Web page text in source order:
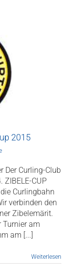
2015
Der Curling-Club
CUP
Curlingbahn
verbinden den
Zibelemärit.
Turnier am
am [...]
Weiterlesen